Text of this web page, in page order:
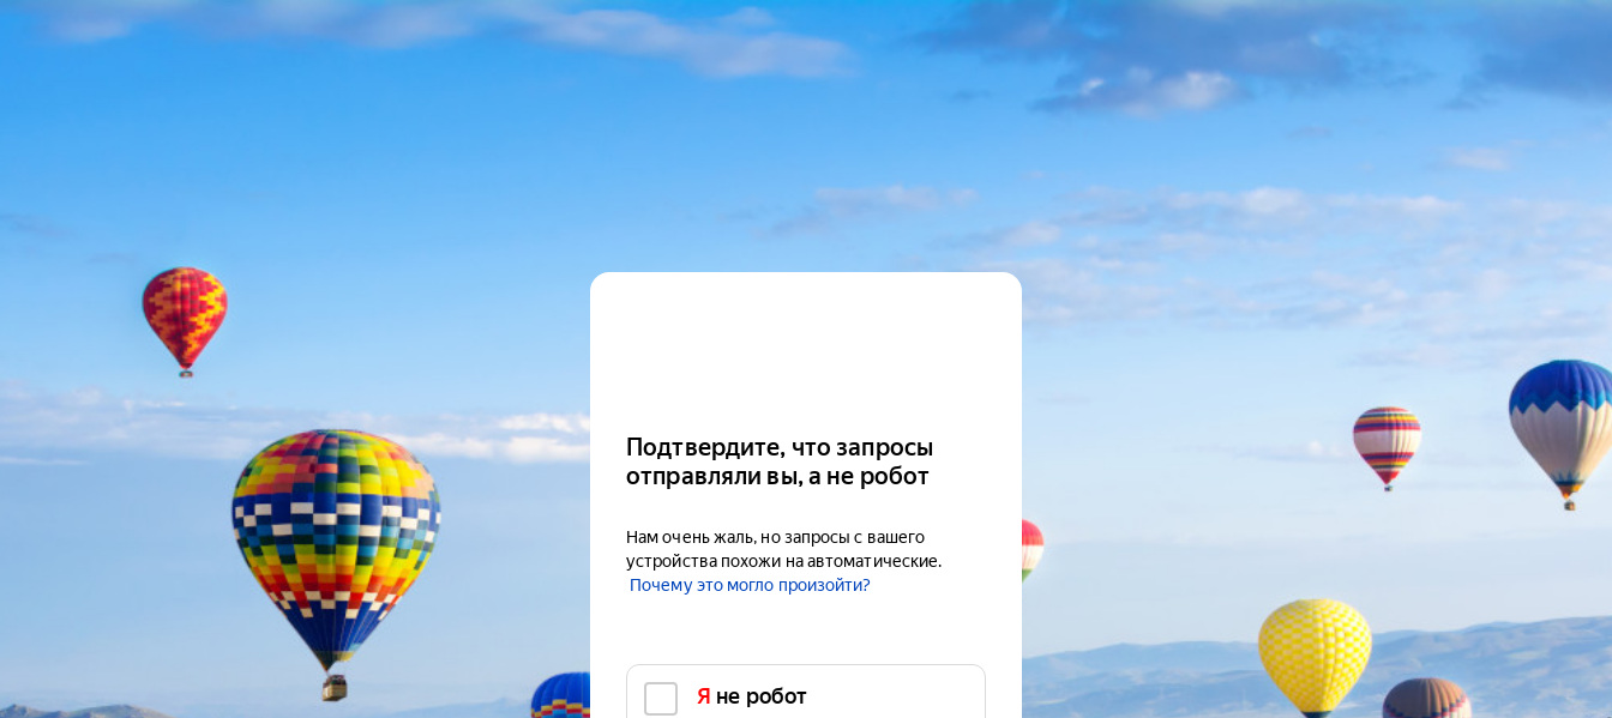
Подтвердите, что запросы
отправляли вы, а не робот
Нам очень жаль, но запросы с вашего
устройства похожи на автоматические.
Почему это могло произойти?
Я не робот